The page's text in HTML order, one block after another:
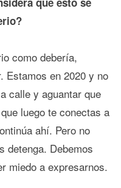
como debería,
Estamos en 2020 y no
calle y aguantar que
luego te conectas a
ahí. Pero no
detenga. Debemos
miedo a expresarnos.